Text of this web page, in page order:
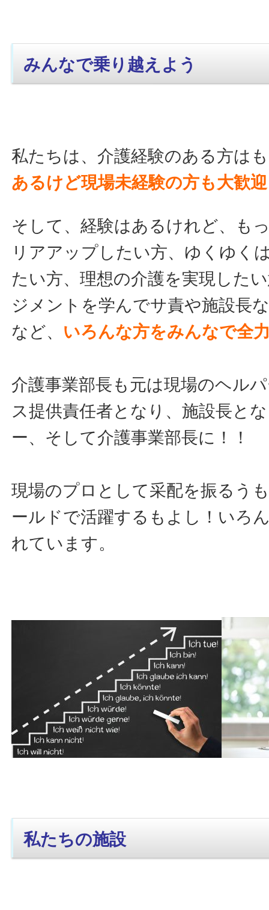
みんなで乗り越えよう
私たちは、介護経験のある方は
あるけど現場未経験の方も大歓迎
そして、経験はあるけれど、も
リアアップしたい方、ゆくゆく
たい方、理想の介護を実現した
ジメントを学んでサ責や施設長
など、 いろんな方をみんなで全
介護事業部長も元は現場のヘル
ス提供責任者となり、施設長と
ー、そして介護事業部長に！！
現場のプロとして采配を振るう
ールドで活躍するもよし！いろ
れています。
私たちの施設